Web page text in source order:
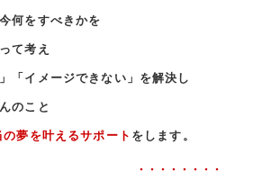
何をすべきかを
て考え
「イメージできない」を解決し
のこと
の夢を叶えるサポート をします。